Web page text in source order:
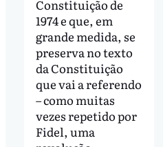
Constituição de
1974 e que, em
grande medida, se
preserva no texto
da Constituição
que vai a referendo
– como muitas
vezes repetido por
Fidel, uma